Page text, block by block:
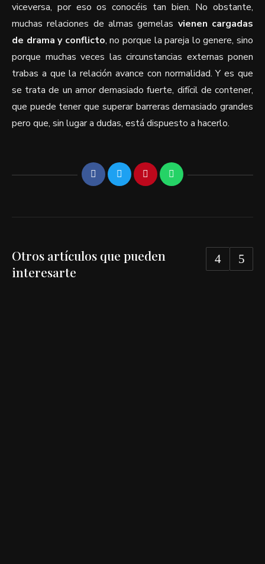
viceversa, por eso os conocéis tan bien. No obstante,
muchas relaciones de almas gemelas vienen cargadas
de drama y conflicto, no porque la pareja lo genere, sino
porque muchas veces las circunstancias externas ponen
trabas a que la relación avance con normalidad. Y es que
se trata de un amor demasiado fuerte, difícil de contener,
que puede tener que superar barreras demasiado grandes
pero que, sin lugar a dudas, está dispuesto a hacerlo.
Otros artículos que pueden
interesarte